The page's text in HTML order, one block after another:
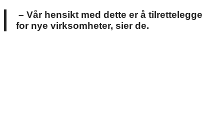
– Vår hensikt med dette er å tilrettelegge
for nye virksomheter, sier de.